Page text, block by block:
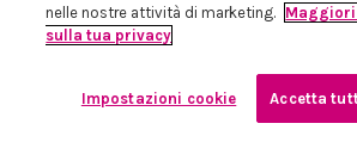
nelle nostre attività di marketing.
sulla tua privacy
Impostazioni cookie Accetta